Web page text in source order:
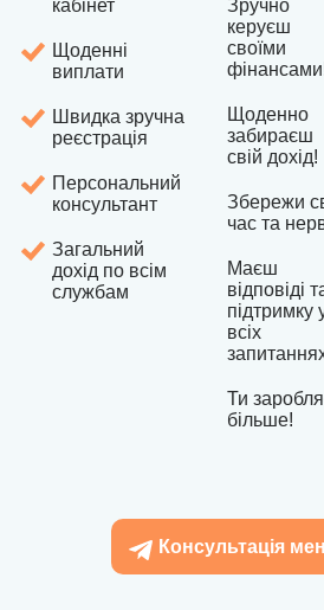
кабінет
Щоденні
виплати
Швидка зручна
реєстрація
Персональний
консультант
Загальний
дохід по всім
службам
Зручно
керуєш
своїми
Щоденно
забираєш
свій дохід!
Збережи
час та
Маєш
відповіді
підтримку
всіх
Ти
більше!
Консультація